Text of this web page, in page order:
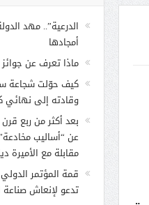
الدرعية”.. مهد
أمجادها
ماذا تعرف عن
كيف حوّلت شجاعة
وقادته إلى نهائي
بعد أكثر من ربع
عن “أساليب
مقابلة مع الأميرة ديانا
قمة المؤتمر
تدعو لإنعاش صناعة